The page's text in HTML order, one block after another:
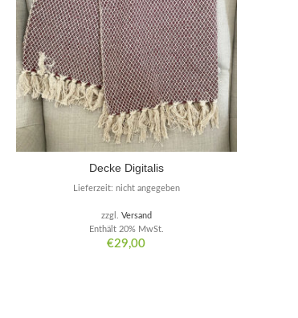
Decke Digitalis
€29,00
Enthält 20% MwSt.
zzgl. Versand
Lieferzeit: nicht angegeben